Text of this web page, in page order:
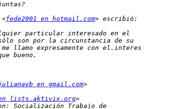
fede2001 en hotmail.com
en gmail.com
en lists.aktivix.org